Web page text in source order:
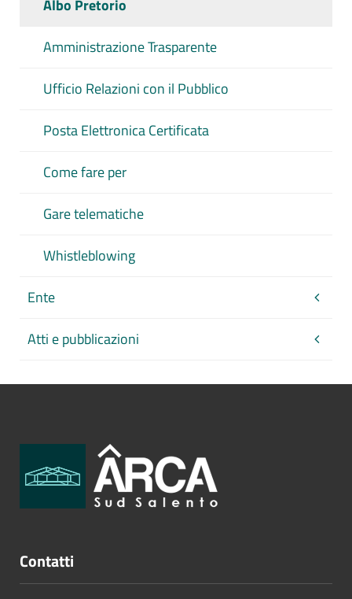
Albo Pretorio
Amministrazione Trasparente
Ufficio Relazioni con il Pubblico
Posta Elettronica Certificata
Come fare per
Gare telematiche
Whistleblowing
Ente
Atti e pubblicazioni
Contatti